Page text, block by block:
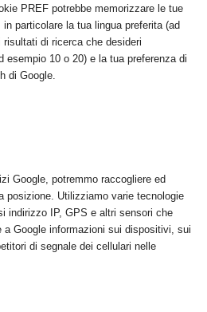
PREF potrebbe memorizzare le tue
particolare la tua lingua preferita (ad
risultati di ricerca che desideri
esempio 10 o 20) e la tua preferenza di
di Google.
Google, potremmo raccogliere ed
posizione. Utilizziamo varie tecnologie
indirizzo IP, GPS e altri sensori che
a Google informazioni sui dispositivi, sui
di segnale dei cellulari nelle